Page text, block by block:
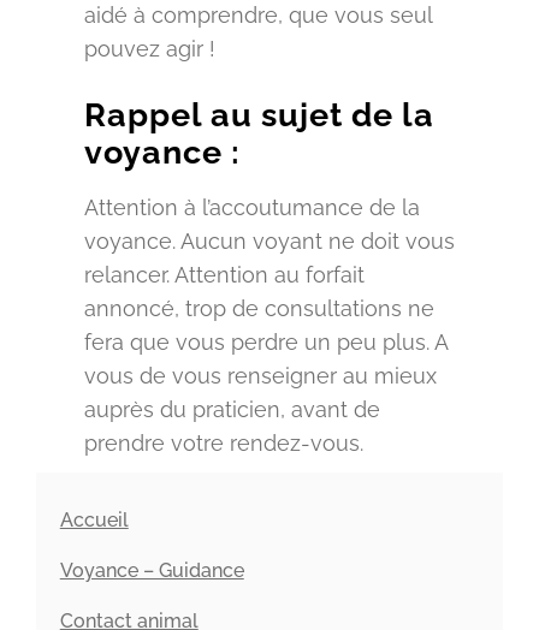
aidé à comprendre, que vous seul
pouvez agir !
Rappel au sujet de la
voyance :
Attention à l’accoutumance de la
voyance. Aucun voyant ne doit vous
relancer. Attention au forfait
annoncé, trop de consultations ne
fera que vous perdre un peu plus. A
vous de vous renseigner au mieux
auprès du praticien, avant de
prendre votre rendez-vous.
Accueil
Voyance – Guidance
Contact animal